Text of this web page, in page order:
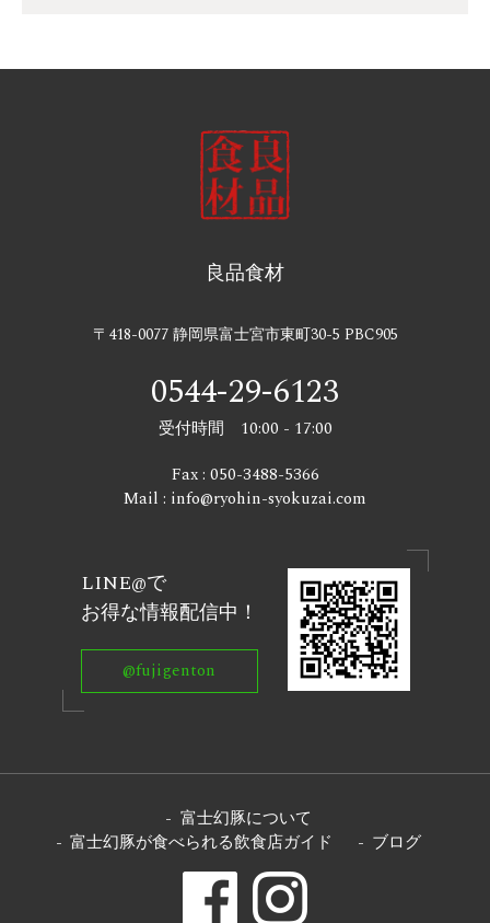
良品食材
〒418-0077 静岡県富士宮市東町30-5 PBC905
0544-29-6123
受付時間 10:00 - 17:00
Fax : 050-3488-5366
Mail : info@ryohin-syokuzai.com
LINE@で
お得な情報配信中！
@fujigenton
富士幻豚について
富士幻豚が食べられる飲食店ガイド
ブログ